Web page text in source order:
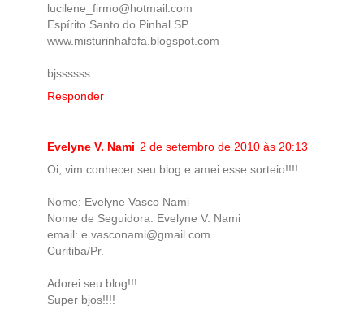
lucilene_firmo@hotmail.com
Espírito Santo do Pinhal SP
www.misturinhafofa.blogspot.com
bjssssss
Responder
Evelyne V. Nami 2 de setembro de 2010 às 20:13
Oi, vim conhecer seu blog e amei esse sorteio!!!!
Nome: Evelyne Vasco Nami
Nome de Seguidora: Evelyne V. Nami
email: e.vasconami@gmail.com
Curitiba/Pr.
Adorei seu blog!!!
Super bjos!!!!